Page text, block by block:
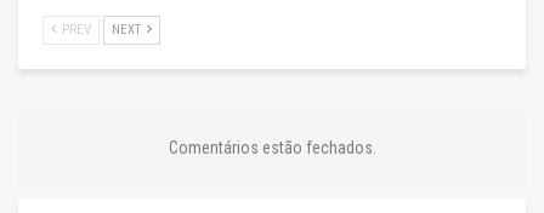
PREV NEXT
Comentários estão fechados.